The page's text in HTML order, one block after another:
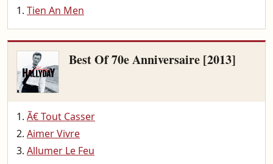
Tien An Men
Best Of 70e Anniversaire [2013]
Ã€ Tout Casser
Aimer Vivre
Allumer Le Feu